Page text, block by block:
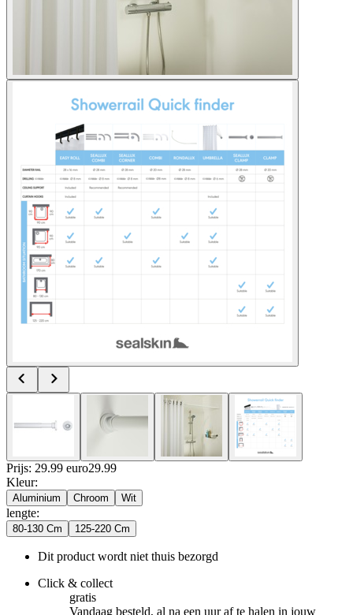
Prijs: 29.99 euro29.99
Kleur:
Aluminium Chroom Wit
lengte:
80-130 Cm 125-220 Cm
Dit product wordt niet thuis bezorgd
Click & collect
gratis
Vandaag besteld, al na een uur af te halen in jouw